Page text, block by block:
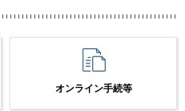
オンライン手続等